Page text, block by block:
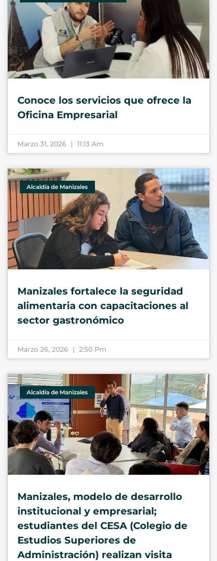
Conoce los servicios que ofrece la
Oficina Empresarial
Marzo 31, 2026 11:13 Am
Alcaldía de Manizales
Manizales fortalece la seguridad
alimentaria con capacitaciones al
sector gastronómico
Marzo 26, 2026 2:50 Pm
Alcaldía de Manizales
Manizales, modelo de desarrollo
institucional y empresarial;
estudiantes del CESA (Colegio de
Estudios Superiores de
Administración) realizan visita